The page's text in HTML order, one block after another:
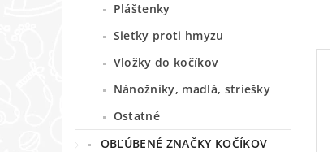
Pláštenky
Sieťky proti hmyzu
Vložky do kočíkov
Nánožníky, madlá, striešky
Ostatné
OBĽÚBENÉ ZNAČKY KOČÍKOV